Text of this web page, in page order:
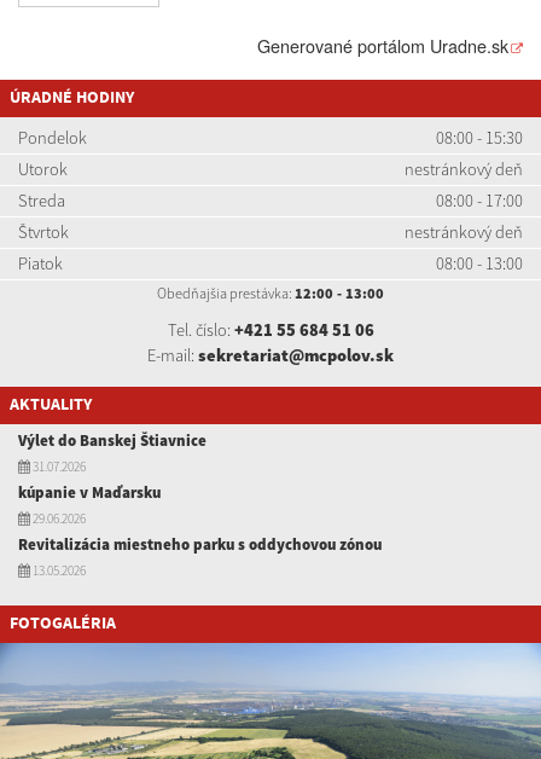
Generované portálom Uradne.sk
ÚRADNÉ HODINY
Pondelok
08:00 - 15:30
Utorok
nestránkový deň
Streda
08:00 - 17:00
Štvrtok
nestránkový deň
Piatok
08:00 - 13:00
Obedňajšia prestávka: 12:00 - 13:00
Tel. číslo: +421 55 684 51 06
E-mail: sekretariat@mcpolov.sk
AKTUALITY
Výlet do Banskej Štiavnice
31.07.2026
kúpanie v Maďarsku
29.06.2026
Revitalizácia miestneho parku s oddychovou zónou
13.05.2026
FOTOGALÉRIA